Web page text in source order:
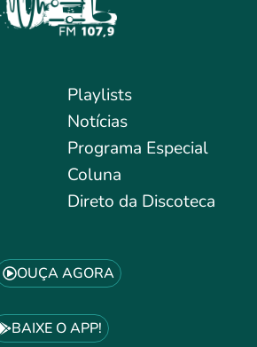
Playlists
Notícias
Programa Especial
Coluna
Direto da Discoteca
OUÇA AGORA
BAIXE O APP!